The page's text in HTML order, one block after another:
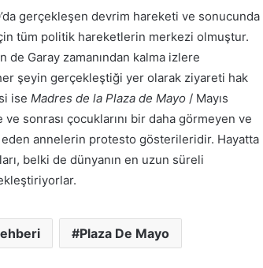
gerçekleşen devrim hareketi ve sonucunda
tüm politik hareketlerin merkezi olmuştur.
de Garay zamanından kalma izlere
şeyin gerçekleştiği yer olarak ziyareti hak
ise Madres de la Plaza de Mayo / Mayıs
sonrası çocuklarını bir daha görmeyen ve
annelerin protesto gösterileridir. Hayatta
belki de dünyanın en uzun süreli
Plaza De Mayo